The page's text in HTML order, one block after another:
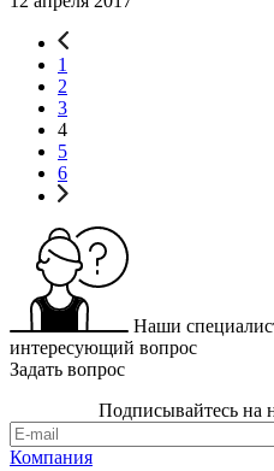
1
2
3
4
5
6
Наши
интересующий вопрос
Задать вопрос
Подписывайтесь на
Компания